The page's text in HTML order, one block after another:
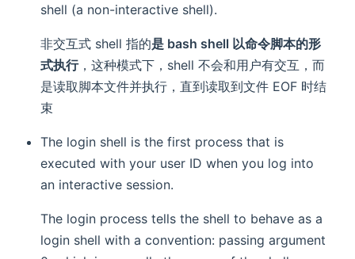
shell (a non-interactive shell).
非交互式 shell 指的是 bash shell 以命令脚本的形
式执行，这种模式下，shell 不会和用户有交互，而
是读取脚本文件并执行，直到读取到文件 EOF 时结
束
The login shell is the first process that is
executed with your user ID when you log into
an interactive session.
The login process tells the shell to behave as a
login shell with a convention: passing argument